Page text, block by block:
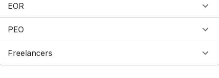
EOR
PEO
Freelancers